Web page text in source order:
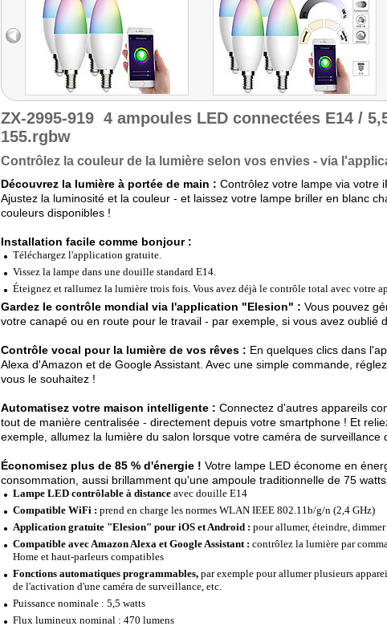
ZX-2995-919 4 ampoules LED connectées E14 /
155.rgbw
Contrôlez la couleur de la lumière selon vos envies - via
Découvrez la lumière à portée de main : Contrôlez votre lampe via votre
Ajustez la luminosité et la couleur - et laissez votre lampe briller en blanc
couleurs disponibles !
Installation facile comme bonjour :
Téléchargez l'application gratuite.
Vissez la lampe dans une douille standard E14.
Éteignez et rallumez la lumière trois fois. Vous avez déjà le contrôle total avec votre
Gardez le contrôle mondial via l'application "Elesion" : Vous pouvez
votre canapé ou en route pour le travail - par exemple, si vous avez oublié
Contrôle vocal pour la lumière de vos rêves : En quelques clics dans
Alexa d'Amazon et de Google Assistant. Avec une simple commande,
vous le souhaitez !
Automatisez votre maison intelligente : Connectez d'autres appareils
tout de manière centralisée - directement depuis votre smartphone ! Et
exemple, allumez la lumière du salon lorsque votre caméra de surveillance
Économisez plus de 85 % d'énergie ! Votre lampe LED économe en
consommation, aussi brillamment qu'une ampoule traditionnelle de 75
Lampe LED contrôlable à distance avec douille E14
Compatible WiFi : prend en charge les normes WLAN IEEE 802.11b/g/n (2,4 GHz)
Application gratuite "Elesion" pour iOS et Android : pour allumer, éteindre,
Compatible avec Amazon Alexa et Google Assistant : contrôlez la lumière par
Home et haut-parleurs compatibles
Fonctions automatiques programmables, par exemple pour allumer plusieurs
de l'activation d'une caméra de surveillance, etc.
Puissance nominale : 5,5 watts
Flux lumineux nominal : 470 lumens